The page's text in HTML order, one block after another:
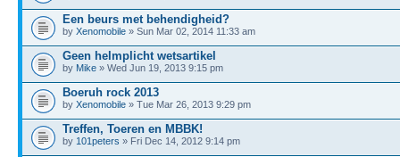
Een beurs met behendigheid?
by Xenomobile » Sun Mar 02, 2014 11:33 am
Geen helmplicht wetsartikel
by Mike » Wed Jun 19, 2013 9:15 pm
Boeruh rock 2013
by Xenomobile » Tue Mar 26, 2013 9:29 pm
Treffen, Toeren en MBBK!
by 101peters » Fri Dec 14, 2012 9:14 pm